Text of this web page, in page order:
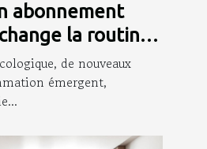
abonnement
la routine
?
de nouveaux
émergent,